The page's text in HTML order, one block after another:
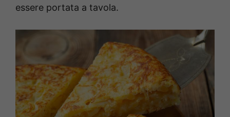
essere portata a tavola.